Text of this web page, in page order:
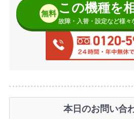
無料 この機種を
故障・入替・設定など様々
本日のお問い合